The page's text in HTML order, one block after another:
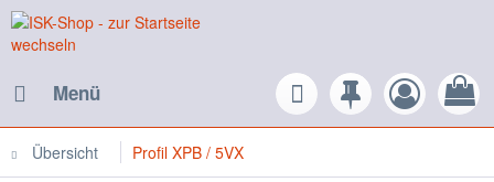
Menü
Übersicht Profil XPB / 5VX